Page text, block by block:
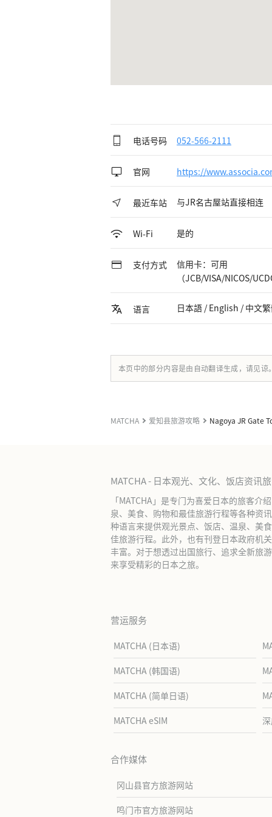
电话号码 052-566-2111
官网 https://
最近车站 与JR名古屋站直接相连
Wi-Fi 是的
支付方式
信用卡：可用
（JCB/VISA/NICOS/
语言 日本語 / English / 中文
本页中的部分内容是由自动翻译生成，请见谅
MATCHA 爱知县旅游攻略 Nagoya JR Gate
MATCHA - 日本观光、文化、饭店资讯
「MATCHA」是专门为喜爱日本的旅客介
泉、美食、购物和最佳旅游行程等各种资
种语言来提供观光景点、饭店、温泉、美
佳旅游行程。此外，也有刊登日本政府机
丰富。对于想透过出国旅行、追求全新旅
来享受精彩的日本之旅。
营运服务
MATCHA (日本语)
MATCHA (韩国语)
MATCHA (简单日语)
MATCHA eSIM
合作媒体
冈山县官方旅游网站
鸣门市官方旅游网站